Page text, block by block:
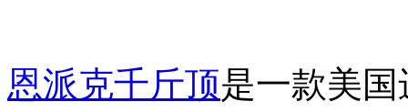
恩派克千斤顶是一款美